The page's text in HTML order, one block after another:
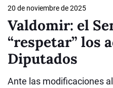
20 de noviembre de 2025
Valdomir: el
“respetar” los
Diputados
Ante las modificaciones